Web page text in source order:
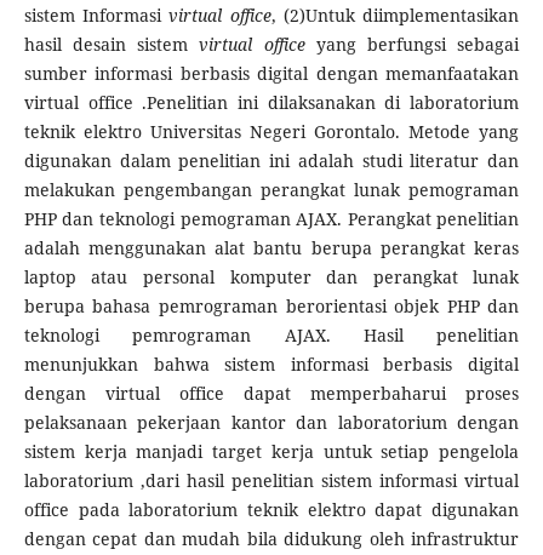
sistem Informasivirtual office, (2)Untuk diimplementasikan
hasil desain sistemvirtual office yang berfungsi sebagai
sumber informasi berbasis digital dengan memanfaatakan
virtual office .Penelitian ini dilaksanakan di laboratorium
teknik elektro Universitas Negeri Gorontalo. Metode yang
digunakan dalam penelitian ini adalah studi literatur dan
melakukan pengembangan perangkat lunak pemograman
PHP dan teknologi pemograman AJAX. Perangkat penelitian
adalah menggunakan alat bantu berupa perangkat keras
laptop atau personal komputer dan perangkat lunak
berupa bahasa pemrograman berorientasi objek PHP dan
teknologi pemrograman AJAX. Hasil penelitian
menunjukkan bahwa sistem informasi berbasis digital
dengan virtual office dapat memperbaharui proses
pelaksanaan pekerjaan kantor dan laboratorium dengan
sistem kerja manjadi target kerja untuk setiap pengelola
laboratorium ,dari hasil penelitian sistem informasi virtual
office pada laboratorium teknik elektro dapat digunakan
dengan cepat dan mudah bila didukung oleh infrastruktur